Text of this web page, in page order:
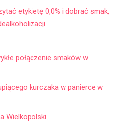
etykietę 0,0% i dobrać smak,
połączenie smaków w
kurczaka w panierce w
Wielkopolski